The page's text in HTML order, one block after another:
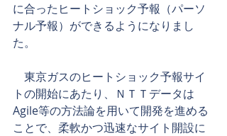
に合ったヒートショック予報（パーソ
ナル予報）ができるようになりまし
た。
東京ガスのヒートショック予報サイ
トの開始にあたり、ＮＴＴデータは
Agile等の方法論を用いて開発を進める
ことで、柔軟かつ迅速なサイト開設に